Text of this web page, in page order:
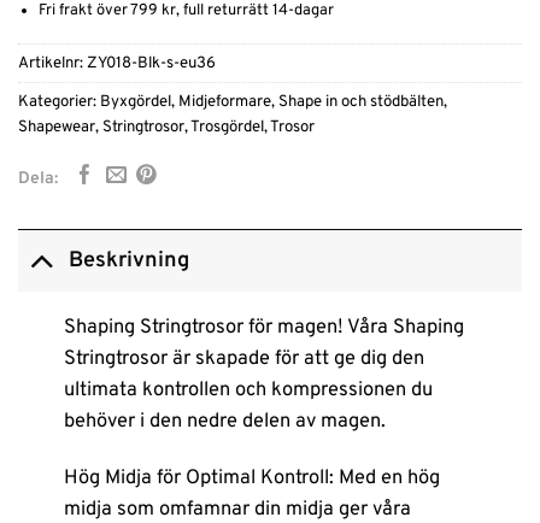
Fri frakt över 799 kr, full returrätt 14-dagar
Artikelnr:ZY018-Blk-s-eu36
Kategorier: Byxgördel, Midjeformare, Shape in och stödbälten,
Shapewear, Stringtrosor,Trosgördel,Trosor
Dela:
Beskrivning
Shaping Stringtrosor för magen! Våra Shaping
Stringtrosor är skapade för att ge dig den
ultimata kontrollen och kompressionen du
behöver i den nedre delen av magen.
Hög Midja för Optimal Kontroll: Med en hög
midja som omfamnar din midja ger våra